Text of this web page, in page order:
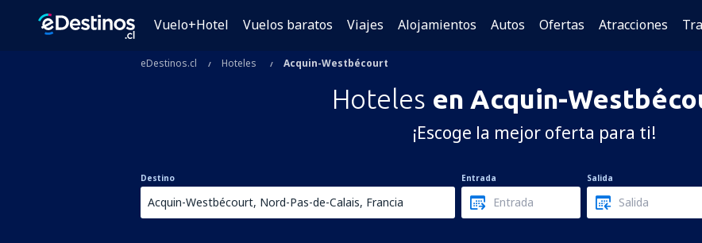
Vuelo+Hotel Vuelos baratos Viajes Alojamientos Autos Ofertas Atracciones
eDestinos.cl Hoteles Acquin-Westbécourt
Hoteles en Acquin-
¡Escoge la mejor oferta para ti!
Destino Entrada Salida